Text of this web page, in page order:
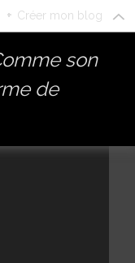
+ Créer mon blog
son
de